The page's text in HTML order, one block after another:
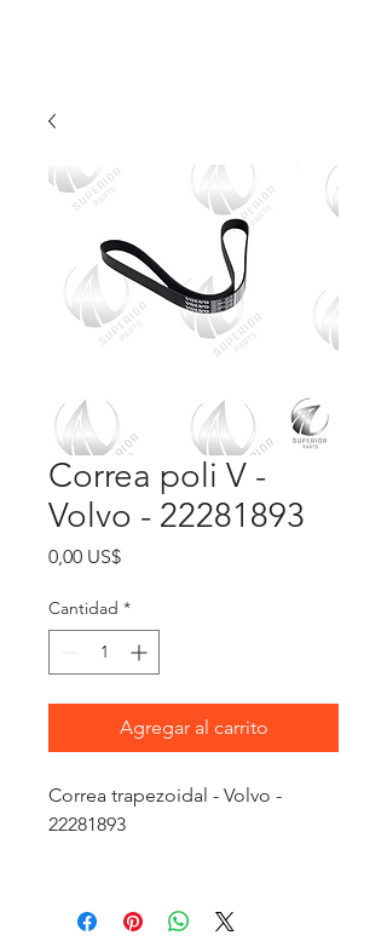
Correa poli V -
Volvo - 22281893
0,00 US$Precio
Cantidad *
Agregar al carrito
Correa trapezoidal - Volvo -
22281893